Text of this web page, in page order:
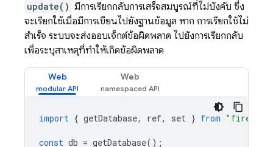
update() มีการเรียกกลับการเสร็จสมบูรณ์ที่ไม่บังคับ ซึ่ง
จะเรียกใช้เมื่อมีการเขียนไปยังฐานข้อมูล หาก การเรียกใช้ไม่
สำเร็จ ระบบจะส่งออบเจ็กต์ข้อผิดพลาด ไปยังการเรียกกลับ
เพื่อระบุสาเหตุที่ทำให้เกิดข้อผิดพลาด
Web Web
import { getDatabase, ref, set } from
const db = getDatabase();